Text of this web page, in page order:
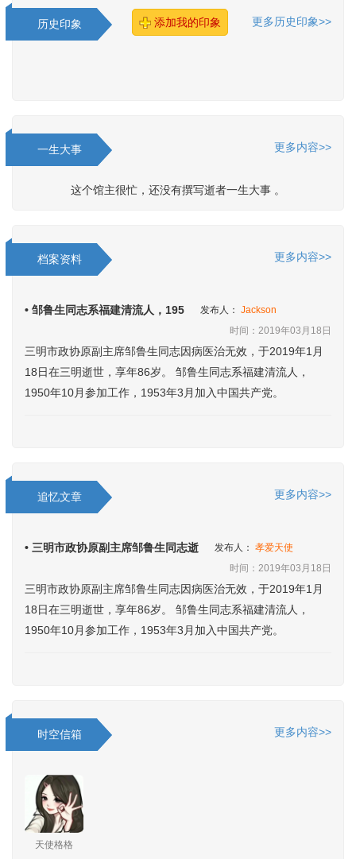
历史印象 添加我的印象 更多历史印象>>
一生大事 更多内容>>
这个馆主很忙，还没有撰写逝者一生大事 。
档案资料 更多内容>>
• 邹鲁生同志系福建清流人，195 发布人： Jackson
时间：2019年03月18日
三明市政协原副主席邹鲁生同志因病医治无效，于2019年1月
18日在三明逝世，享年86岁。 邹鲁生同志系福建清流人，
1950年10月参加工作，1953年3月加入中国共产党。
追忆文章 更多内容>>
• 三明市政协原副主席邹鲁生同志逝 发布人： 孝爱天使
时间：2019年03月18日
三明市政协原副主席邹鲁生同志因病医治无效，于2019年1月
18日在三明逝世，享年86岁。 邹鲁生同志系福建清流人，
1950年10月参加工作，1953年3月加入中国共产党。
时空信箱 更多内容>>
天使格格